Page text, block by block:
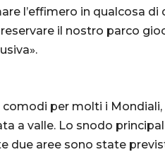
l’effimero in qualcosa di
il nostro parco
per molti i
a valle. Lo snodo
due aree sono state